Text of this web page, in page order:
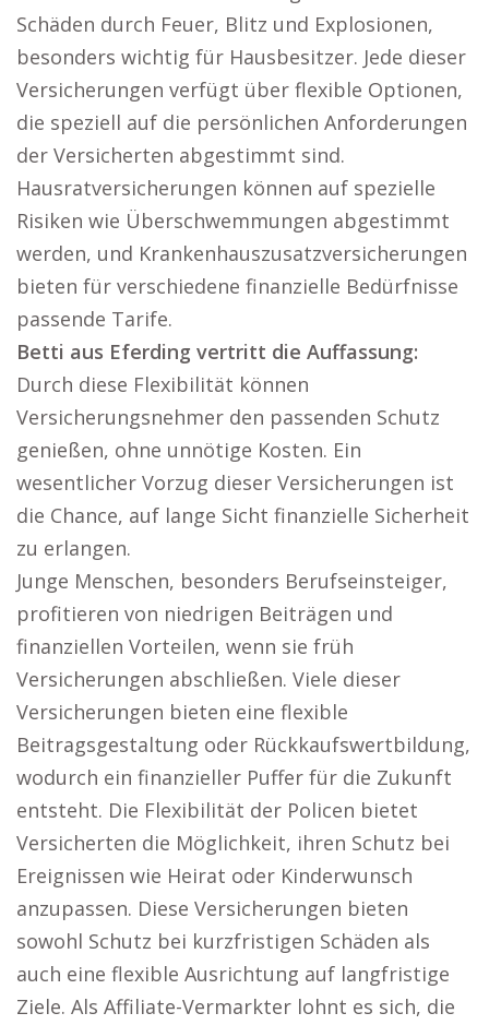
Schäden durch Feuer, Blitz und Explosionen,
besonders wichtig für Hausbesitzer. Jede dieser
Versicherungen verfügt über flexible Optionen,
die speziell auf die persönlichen Anforderungen
der Versicherten abgestimmt sind.
Hausratversicherungen können auf spezielle
Risiken wie Überschwemmungen abgestimmt
werden, und Krankenhauszusatzversicherungen
bieten für verschiedene finanzielle Bedürfnisse
passende Tarife.
Betti aus Eferding vertritt die Auffassung:
Durch diese Flexibilität können
Versicherungsnehmer den passenden Schutz
genießen, ohne unnötige Kosten. Ein
wesentlicher Vorzug dieser Versicherungen ist
die Chance, auf lange Sicht finanzielle Sicherheit
zu erlangen.
Junge Menschen, besonders Berufseinsteiger,
profitieren von niedrigen Beiträgen und
finanziellen Vorteilen, wenn sie früh
Versicherungen abschließen. Viele dieser
Versicherungen bieten eine flexible
Beitragsgestaltung oder Rückkaufswertbildung,
wodurch ein finanzieller Puffer für die Zukunft
entsteht. Die Flexibilität der Policen bietet
Versicherten die Möglichkeit, ihren Schutz bei
Ereignissen wie Heirat oder Kinderwunsch
anzupassen. Diese Versicherungen bieten
sowohl Schutz bei kurzfristigen Schäden als
auch eine flexible Ausrichtung auf langfristige
Ziele. Als Affiliate-Vermarkter lohnt es sich, die